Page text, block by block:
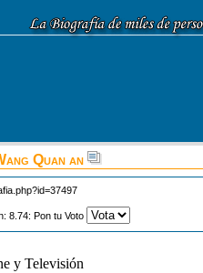
Quan an
8.74: Pon tu Voto
y Televisión